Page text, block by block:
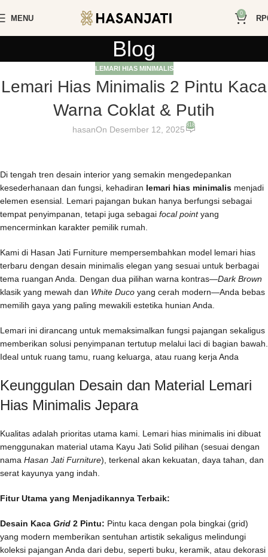
MENU
0
RP
Blog
LEMARI HIAS MINIMALIS
Lemari Hias Minimalis 2 Pintu Kaca
Warna Coklat & Putih
hasanOn Desember 12, 2025 818
Di tengah tren desain interior yang semakin mengedepankan
kesederhanaan dan fungsi, kehadiran lemari hias minimalis menjadi
elemen esensial. Lemari pajangan bukan hanya berfungsi sebagai
tempat penyimpanan, tetapi juga sebagai focal pointyang
mencerminkan karakter pemilik rumah.
Kami di Hasan Jati Furniture mempersembahkan model lemari hias
terbaru dengan desain minimalis elegan yang sesuai untuk berbagai
tema ruangan Anda. Dengan dua pilihan warna kontras—Dark Brown
klasik yang mewah dan White Duco yang cerah modern—Anda bebas
memilih gaya yang paling mewakili estetika hunian Anda.
Lemari ini dirancang untuk memaksimalkan fungsi pajangan sekaligus
memberikan solusi penyimpanan tertutup melalui laci di bagian bawah.
Ideal untuk ruang tamu, ruang keluarga, atau ruang kerja Anda
Keunggulan Desain dan Material Lemari
Hias Minimalis Jepara
Kualitas adalah prioritas utama kami. Lemari hias minimalis ini dibuat
menggunakan material utama Kayu Jati Solid pilihan (sesuai dengan
nama Hasan Jati Furniture), terkenal akan kekuatan, daya tahan, dan
serat kayunya yang indah.
Fitur Utama yang Menjadikannya Terbaik:
Desain Kaca Grid 2 Pintu: Pintu kaca dengan pola bingkai (grid)
yang modern memberikan sentuhan artistik sekaligus melindungi
koleksi pajangan Anda dari debu, seperti buku, keramik, atau dekorasi